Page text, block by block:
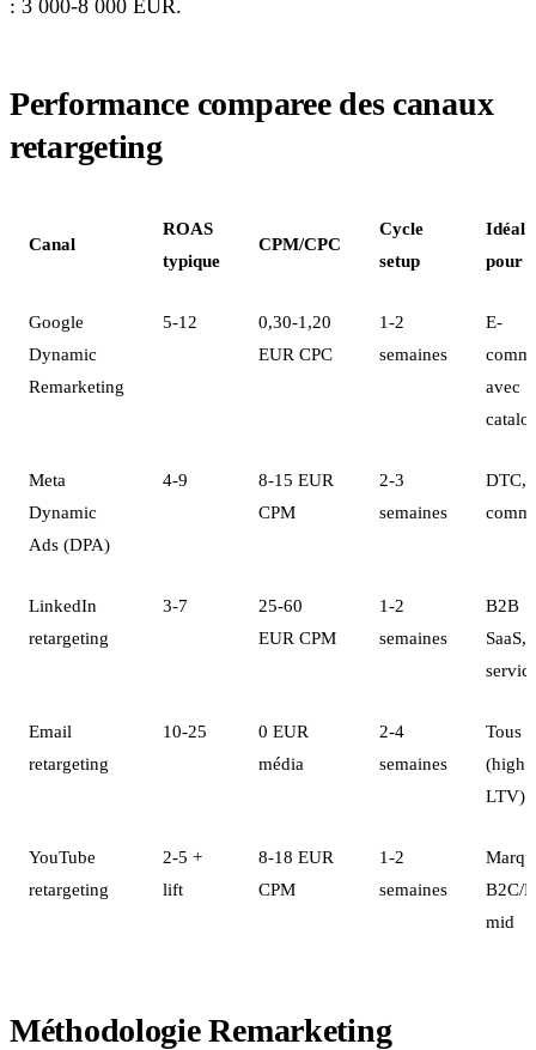
: 3 000-8 000 EUR.
Performance comparee des canaux
retargeting
Canal
ROAS
typique
CPM/CPC
Cycle
setup
Idéal
pour
Google
Dynamic
Remarketing
5-12
0,30-1,20
EUR CPC
1-2
semaines
E-
avec
Meta
Dynamic
Ads (DPA)
4-9
8-15 EUR
CPM
2-3
semaines
DTC,
LinkedIn
retargeting
3-7
25-60
EUR CPM
1-2
semaines
B2B
SaaS,
Email
retargeting
10-25
0 EUR
média
2-4
semaines
Tous
(high
LTV)
YouTube
retargeting
2-5 +
lift
8-18 EUR
CPM
1-2
semaines
B2C/
mid
Méthodologie Remarketing